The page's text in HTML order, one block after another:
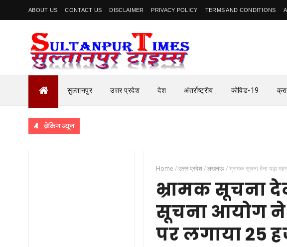
ABOUT US CONTACT US DISCLAIMER PRIVACY POLICY TERMS AND CONDITIONS
सुल्तानपुर उत्तर प्रदेश देश अंतर्राष्ट्रीय कोविड-19
ब्रेकिंग न्यूज
Home /उत्तर प्रदेश/लखनऊ/भ्रामक सूचना देना पड़ा
भ्रामक सूचना
सूचना आयोग ने
पर लगाया 25